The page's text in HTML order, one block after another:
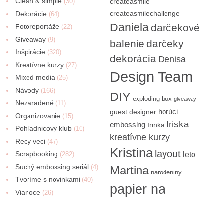
Dekorácie (64)
Fotoreportáže (22)
Giveaway (9)
Inšpirácie (320)
Kreatívne kurzy (27)
Mixed media (25)
Návody (166)
Nezaradené (11)
Organizovanie (15)
Pohľadnicový klub (10)
Recy veci (47)
Scrapbooking (282)
Suchý embossing seriál (4)
Tvoríme s novinkami (40)
Vianoce (26)
createasmilechallenge
Daniela darčekové
balenie darčeky
dekorácia Denisa
Design Team
DIY exploding box giveaway
guest designer horúci
embossing Irinka Iriska
kreatívne kurzy
Kristína layout leto
Martina narodeniny
papier na